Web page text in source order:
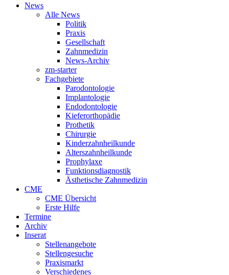
News
Alle News
Politik
Praxis
Gesellschaft
Zahnmedizin
News-Archiv
zm-starter
Fachgebiete
Parodontologie
Implantologie
Endodontologie
Kieferorthopädie
Prothetik
Chirurgie
Kinderzahnheilkunde
Alterszahnheilkunde
Prophylaxe
Funktionsdiagnostik
Ästhetische Zahnmedizin
CME
CME Übersicht
Erste Hilfe
Termine
Archiv
Inserat
Stellenangebote
Stellengesuche
Praxismarkt
Verschiedenes